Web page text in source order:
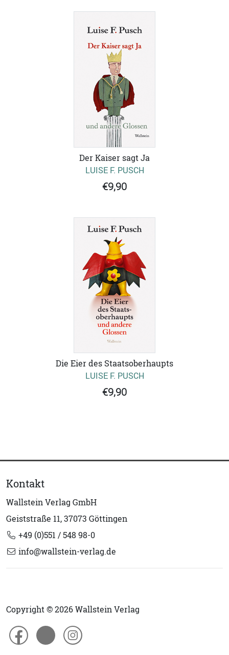
Der Kaiser sagt Ja
LUISE F. PUSCH
€9,90
Die Eier des Staatsoberhaupts
LUISE F. PUSCH
€9,90
Kontakt
Wallstein Verlag GmbH
Geiststraße 11, 37073 Göttingen
+49 (0)551 / 548 98-0
info@wallstein-verlag.de
Copyright © 2026 Wallstein Verlag